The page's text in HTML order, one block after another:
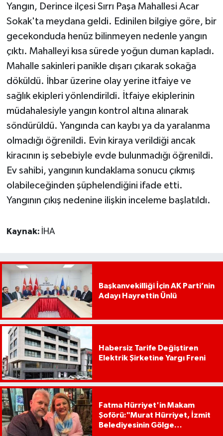
Yangın, Derince ilçesi Sırrı Paşa Mahallesi Acar
Sokak'ta meydana geldi. Edinilen bilgiye göre, bir
gecekonduda henüz bilinmeyen nedenle yangın
çıktı. Mahalleyi kısa sürede yoğun duman kapladı.
Mahalle sakinleri panikle dışarı çıkarak sokağa
döküldü. İhbar üzerine olay yerine itfaiye ve
sağlık ekipleri yönlendirildi. İtfaiye ekiplerinin
müdahalesiyle yangın kontrol altına alınarak
söndürüldü. Yangında can kaybı ya da yaralanma
olmadığı öğrenildi. Evin kiraya verildiği ancak
kiracının iş sebebiyle evde bulunmadığı öğrenildi.
Ev sahibi, yangının kundaklama sonucu çıkmış
olabileceğinden şüphelendiğini ifade etti.
Yangının çıkış nedenine ilişkin inceleme başlatıldı.
Kaynak: İHA
Başkanvekilliği İçin AK Parti’nin
Adayı Hayrettin Ünlü
Habersiz Tarife Değiştiren
Elektrik Şirketine Yargı Freni
Fatma Hürriyet'in Makam
Şoförü:"Murat Hürriyet, İzmit
Belediyesinin Gölge